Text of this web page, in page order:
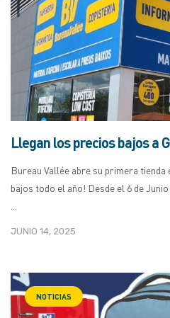
Llegan los precios bajos a
Bureau Vallée abre su primera
bajos todo el año! Desde el 6 de
JUNIO 14, 2025
NOTICIAS